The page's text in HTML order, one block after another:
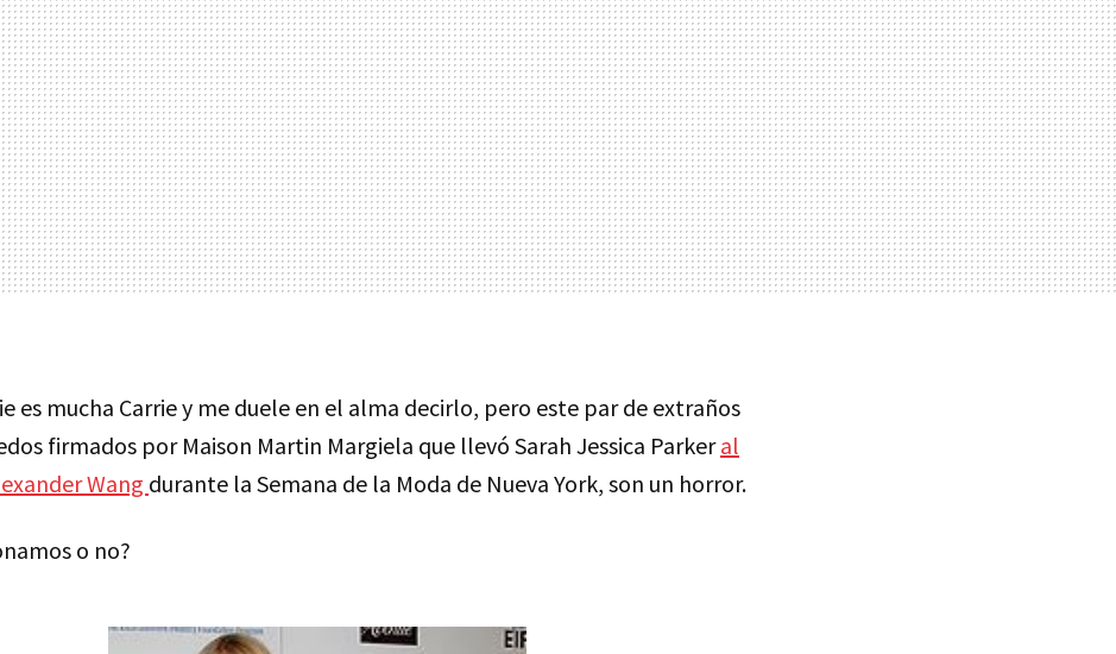
es mucha Carrie y me duele en el alma decirlo, pero este par de extraños
firmados por Maison Martin Margiela que llevó Sarah Jessica Parkeral
Wang durante la Semana de la Moda de Nueva York, son un horror.
o no?